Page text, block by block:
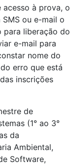
à prova, o
ou e-mail o
liberação do
e-mail para
nome do
erro que está
inscrições
de
(1° ao 3°
da
Ambiental,
Software,